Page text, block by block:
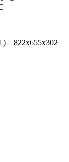
822x655x302